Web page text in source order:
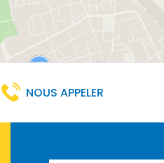
NOUS APPELER